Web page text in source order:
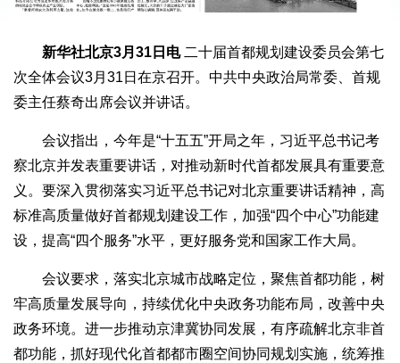
新华社北京3月31日电二十届首都规划建设委员会第七
次全体会议3月31日在京召开。中共中央政治局常委、首规
委主任蔡奇出席会议并讲话。
会议指出，今年是“十五五”开局之年，习近平总书记考
察北京并发表重要讲话，对推动新时代首都发展具有重要意
义。要深入贯彻落实习近平总书记对北京重要讲话精神，高
标准高质量做好首都规划建设工作，加强“四个中心”功能建
设，提高“四个服务”水平，更好服务党和国家工作大局。
会议要求，落实北京城市战略定位，聚焦首都功能，树
牢高质量发展导向，持续优化中央政务功能布局，改善中央
政务环境。进一步推动京津冀协同发展，有序疏解北京非首
都功能，抓好现代化首都都市圈空间协同规划实施，统筹推